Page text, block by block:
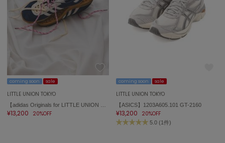
スワネ
テバ
ザバーネット
coming soon sale
LITTLE UNION TOKYO
¥13,200 20%OFF
coming soon sale
LITTLE UNION TOKYO
【ASICS】1203A605.101 GT-2160
¥13,200 20%OFF
5.0 (1件)